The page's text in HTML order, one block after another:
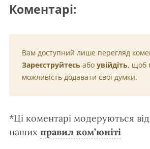
Коментарі:
Вам доступний лише перегляд
Зареєструйтесь або увійдіть, щоб
можливість додавати свої думки.
*Ці коментарі модеруються
наших правил ком’юніті